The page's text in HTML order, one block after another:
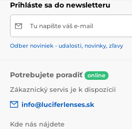
Prihláste sa do newsletteru
Tu napíšte váš e-mail
Odber noviniek - udalosti, novinky, zľavy
Potrebujete poradiť online
Zákaznický servis je k dispozícii
info@luciferlenses.sk
Kde nás nájdete